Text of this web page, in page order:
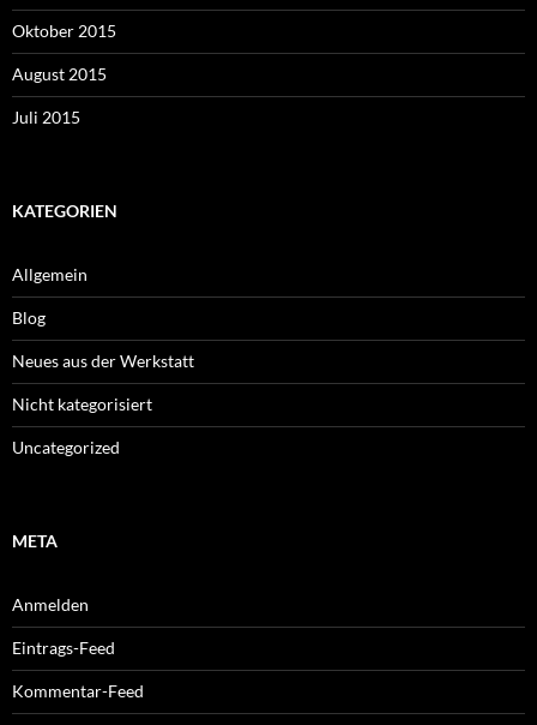
Oktober 2015
August 2015
Juli 2015
KATEGORIEN
Allgemein
Blog
Neues aus der Werkstatt
Nicht kategorisiert
Uncategorized
META
Anmelden
Eintrags-Feed
Kommentar-Feed